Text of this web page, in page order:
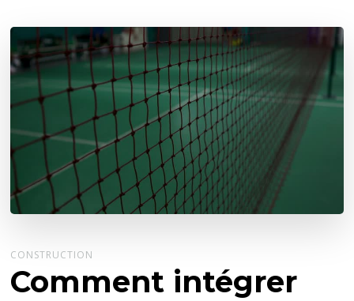
CONSTRUCTION
Comment intégrer